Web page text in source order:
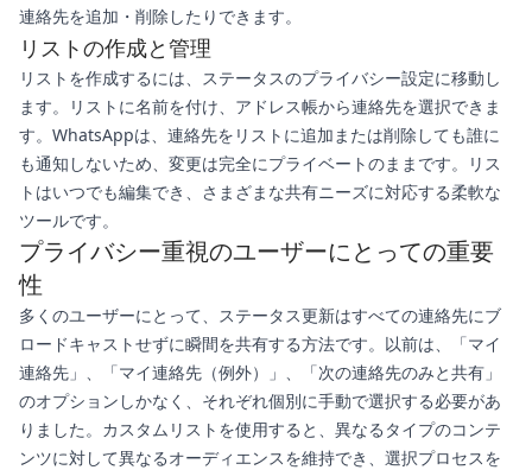
連絡先を追加・削除したりできます。
リストの作成と管理
リストを作成するには、ステータスのプライバシー設定に移動し
ます。リストに名前を付け、アドレス帳から連絡先を選択できま
す。WhatsAppは、連絡先をリストに追加または削除しても誰に
も通知しないため、変更は完全にプライベートのままです。リス
トはいつでも編集でき、さまざまな共有ニーズに対応する柔軟な
ツールです。
プライバシー重視のユーザーにとっての重要
性
多くのユーザーにとって、ステータス更新はすべての連絡先にブ
ロードキャストせずに瞬間を共有する方法です。以前は、「マイ
連絡先」、「マイ連絡先（例外）」、「次の連絡先のみと共有」
のオプションしかなく、それぞれ個別に手動で選択する必要があ
りました。カスタムリストを使用すると、異なるタイプのコンテ
ンツに対して異なるオーディエンスを維持でき、選択プロセスを